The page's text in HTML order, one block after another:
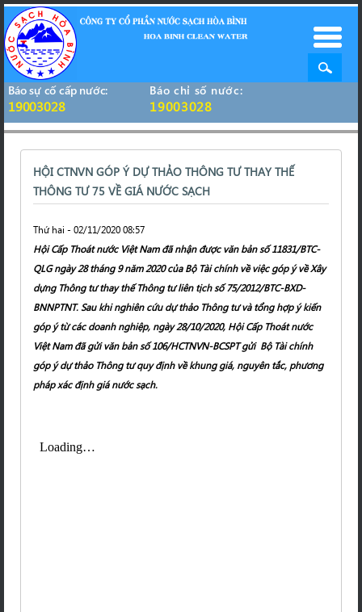
Báo sự cố cấp nước:
19003028
Báo chỉ số nước:
19003028
HỘI CTNVN GÓP Ý DỰ THẢO THÔNG TƯ THAY THẾ
THÔNG TƯ 75 VỀ GIÁ NƯỚC SẠCH
Thứ hai - 02/11/2020 08:57
Hội Cấp Thoát nước Việt Nam đã nhận được văn bản số 11831/BTC-
QLG ngày 28 tháng 9 năm 2020 của Bộ Tài chính về việc góp ý về Xây
dựng Thông tư thay thế Thông tư liên tịch số 75/2012/BTC-BXD-
BNNPTNT. Sau khi nghiên cứu dự thảo Thông tư và tổng hợp ý kiến
góp ý từ các doanh nghiệp, ngày 28/10/2020, Hội Cấp Thoát nước
Việt Nam đã gửi văn bản số 106/HCTNVN-BCSPT gửi Bộ Tài chính
góp ý dự thảo Thông tư quy định về khung giá, nguyên tắc, phương
pháp xác định giá nước sạch.